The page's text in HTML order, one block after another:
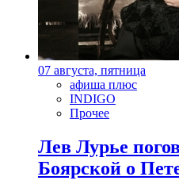
07 августа, пятница
афиша плюс
INDIGO
Прочее
Лев Лурье
Боярской о